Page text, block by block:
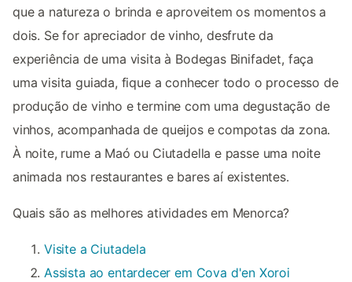
que a natureza o brinda e aproveitem os momentos a
dois. Se for apreciador de vinho, desfrute da
experiência de uma visita à Bodegas Binifadet, faça
uma visita guiada, fique a conhecer todo o processo de
produção de vinho e termine com uma degustação de
vinhos, acompanhada de queijos e compotas da zona.
À noite, rume a Maó ou Ciutadella e passe uma noite
animada nos restaurantes e bares aí existentes.
Quais são as melhores atividades em Menorca?
Visite a Ciutadela
Assista ao entardecer em Cova d'en Xoroi